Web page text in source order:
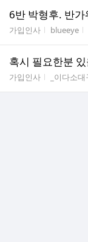
6반 박형후. 반가
게시판명
가입인사 작성자
blueeye
혹시 필요한분
게시판명
가입인사 작성자
_이다소